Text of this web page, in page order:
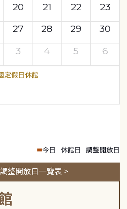
20 21 22
23
27 28 29
30
3 4 5 6
定假日休館
今日 休館日 調整開放日
整開放日一覽表 >